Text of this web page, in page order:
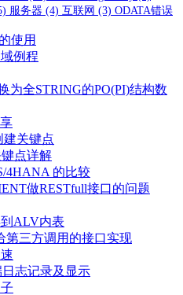
服务器 (4) 互联网 (3) ODATA错误
使用
例程
为全STRING的PO(PI)结构数
建关键点
点详解
4HANA 的比较
做RESTfull接口的问题
ALV内表
第三方调用的接口实现
志记录及显示